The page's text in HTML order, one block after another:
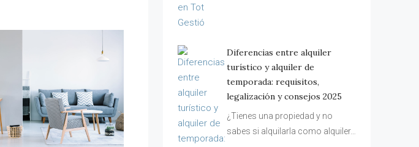
Diferencias entre alquiler
turístico y alquiler de
temporada: requisitos,
legalización y consejos 2025
¿Tienes una propiedad y no
sabes si alquilarla como alquiler…